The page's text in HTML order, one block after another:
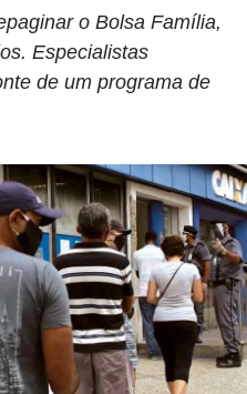
o Bolsa Família,
Especialistas
de um programa de